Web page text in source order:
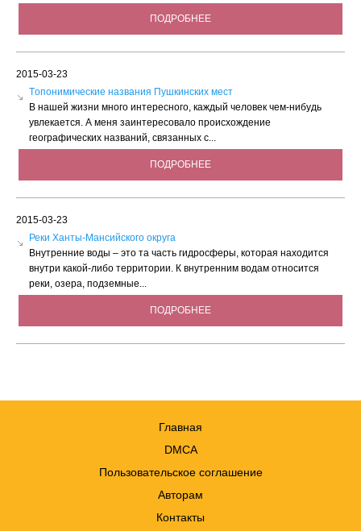
ПОДРОБНЕЕ
2015-03-23
Tопонимические названия Пушкинских мест
В нашей жизни много интересного, каждый человек чем-нибудь
увлекается. А меня заинтересовало происхождение
географических названий, связанных с...
ПОДРОБНЕЕ
2015-03-23
Реки Ханты-Мансийского округа
Внутренние воды – это та часть гидросферы, которая находится
внутри какой-либо территории. К внутренним водам относится
реки, озера, подземные...
ПОДРОБНЕЕ
Главная
DMCA
Пользовательское соглашение
Авторам
Контакты